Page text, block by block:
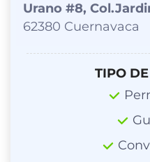
Urano #8,
62380 Cuernavaca
TIPO